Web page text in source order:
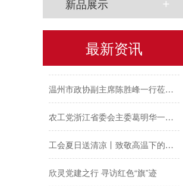
新品展示
最新资讯